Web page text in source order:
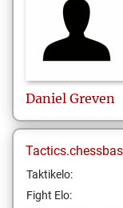
Daniel Greven
Taktikelo:
Fight Elo: